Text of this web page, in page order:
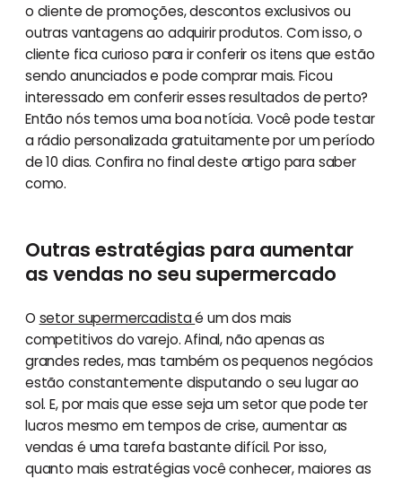
o cliente de promoções, descontos exclusivos ou
outras vantagens ao adquirir produtos. Com isso, o
cliente fica curioso para ir conferir os itens que estão
sendo anunciados e pode comprar mais. Ficou
interessado em conferir esses resultados de perto?
Então nós temos uma boa notícia. Você pode testar
a rádio personalizada gratuitamente por um período
de 10 dias. Confira no final deste artigo para saber
como.
Outras estratégias para aumentar
as vendas no seu supermercado
O setor supermercadistaé um dos mais
competitivos do varejo. Afinal, não apenas as
grandes redes, mas também os pequenos negócios
estão constantemente disputando o seu lugar ao
sol. E, por mais que esse seja um setor que pode ter
lucros mesmo em tempos de crise, aumentar as
vendas é uma tarefa bastante difícil. Por isso,
quanto mais estratégias você conhecer, maiores as